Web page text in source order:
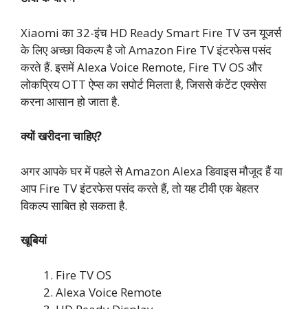
Xiaomi का 32-इंच HD Ready Smart Fire TV उन यूजर्स
के लिए अच्छा विकल्प है जो Amazon Fire TV इंटरफेस पसंद
करते हैं. इसमें Alexa Voice Remote, Fire TV OS और
लोकप्रिय OTT ऐप्स का सपोर्ट मिलता है, जिससे कंटेंट एक्सेस
करना आसान हो जाता है.
क्यों खरीदना चाहिए?
अगर आपके घर में पहले से Amazon Alexa डिवाइस मौजूद हैं या
आप Fire TV इंटरफेस पसंद करते हैं, तो यह टीवी एक बेहतर
विकल्प साबित हो सकता है.
खूबियां
Fire TV OS
Alexa Voice Remote